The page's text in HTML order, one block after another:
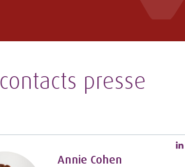
presse
Annie Cohen